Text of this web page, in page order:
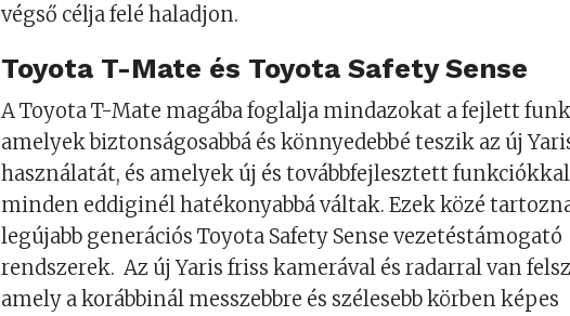
végső célja felé haladjon.
Toyota T-Mate és Toyota Safety Sense
A Toyota T-Mate magába foglalja mindazokat a fejlett
amelyek biztonságosabbá és könnyedebbé teszik az új
használatát, és amelyek új és továbbfejlesztett funkciókkal
minden eddiginél hatékonyabbá váltak. Ezek közé
legújabb generációs Toyota Safety Sense vezetéstámogató
rendszerek. Az új Yaris friss kamerával és radarral van
amely a korábbinál messzebbre és szélesebb körben képes